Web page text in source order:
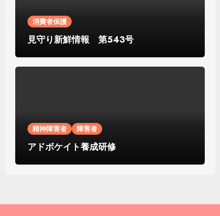
消費者保護
見守り新鮮情報 第543号
精神障害者 障害者
アドボケイト養成研修